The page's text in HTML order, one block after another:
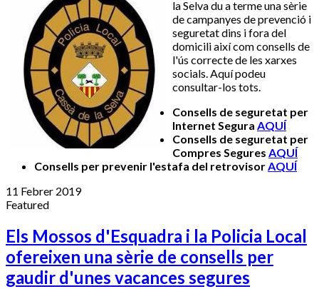
la Selva du a terme una sèrie
de campanyes de prevenció i
seguretat dins i fora del
domicili així com consells de
l'ús correcte de les xarxes
socials. Aquí podeu
consultar-los tots.
Consells de seguretat per
Internet Segura AQUÍ
Consells de seguretat per
Compres Segures AQUÍ
Consells per prevenir l'estafa del retrovisorAQUÍ
11 Febrer 2019
Featured
Els Mossos d'Esquadra i la Policia Local
ofereixen una sèrie de consells per
gaudir d'unes vacances segures